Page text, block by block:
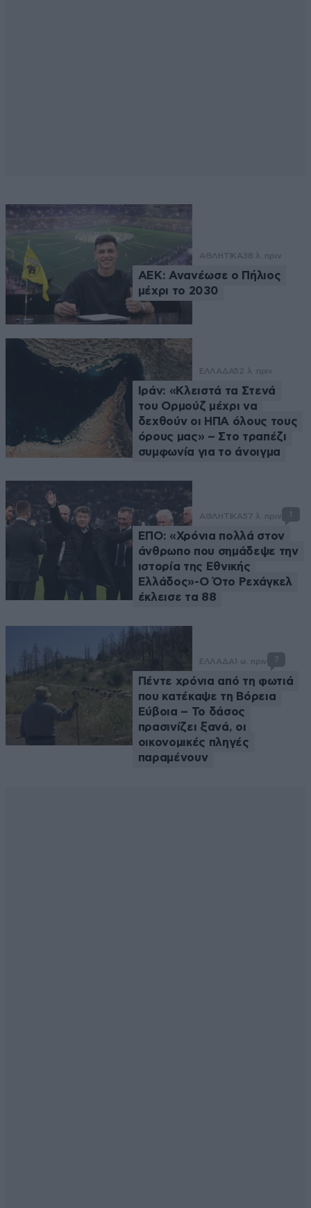
ΑΘΛΗΤΙΚΑ38 λ. πριν
ΑΕΚ: Ανανέωσε ο Πήλιος
μέχρι το 2030
ΕΛΛΑΔΑ52 λ. πριν
Ιράν: «Κλειστά τα Στενά
του Ορμούζ μέχρι να
δεχθούν οι ΗΠΑ όλους τους
όρους μας» – Στο τραπέζι
συμφωνία για το άνοιγμα
ΑΘΛΗΤΙΚΑ57 λ. πριν 1
ΕΠΟ: «Χρόνια πολλά στον
άνθρωπο που σημάδεψε την
ιστορία της Εθνικής
Ελλάδος»-Ο Ότο Ρεχάγκελ
έκλεισε τα 88
ΕΛΛΑΔΑ 1 ω. πριν 7
Πέντε χρόνια από τη φωτιά
που κατέκαψε τη Βόρεια
Εύβοια – Το δάσος
πρασινίζει ξανά, οι
οικονομικές πληγές
παραμένουν